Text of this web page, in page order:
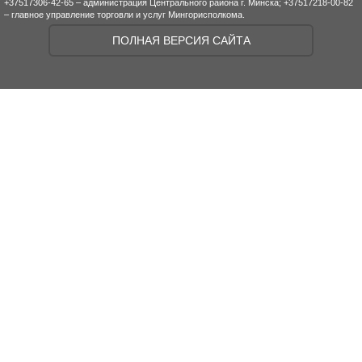
+37517306-42-65 – администрация Центрального района г. Минска; +37517218-00-82
– главное управление торговли и услуг Мингорисполкома.
ПОЛНАЯ ВЕРСИЯ САЙТА